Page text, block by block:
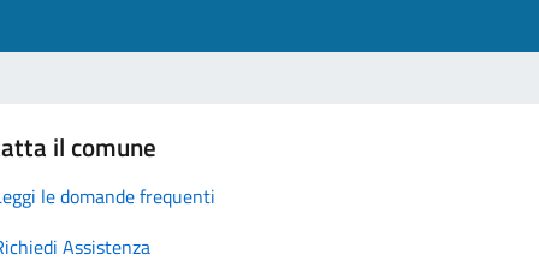
il comune
le domande frequenti
Assistenza